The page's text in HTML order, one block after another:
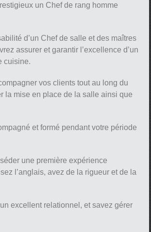
un Chef de rang homme
d’un Chef de salle et des maîtres
assurer et garantir l’excellence d’un
cuisine.
vos clients tout au long du
la mise en place de la salle ainsi que
et formé pendant votre période
une première expérience
l’anglais, avez de la rigueur et de la
excellent relationnel, et savez gérer